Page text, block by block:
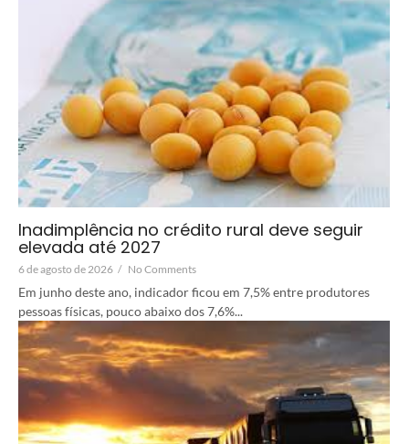
Inadimplência no crédito rural deve seguir
elevada até 2027
6 de agosto de 2026 / No Comments
Em junho deste ano, indicador ficou em 7,5% entre produtores
pessoas físicas, pouco abaixo dos 7,6%...